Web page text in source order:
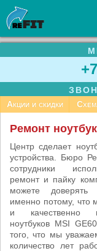
Акции и скидки
Ремонт
Центр сделает
устройства. Бюро
сотрудники
ремонт и пайку
можете доверять
именно потому, что
и качественно
ноутбуков MSI
того, что мы
количество лет